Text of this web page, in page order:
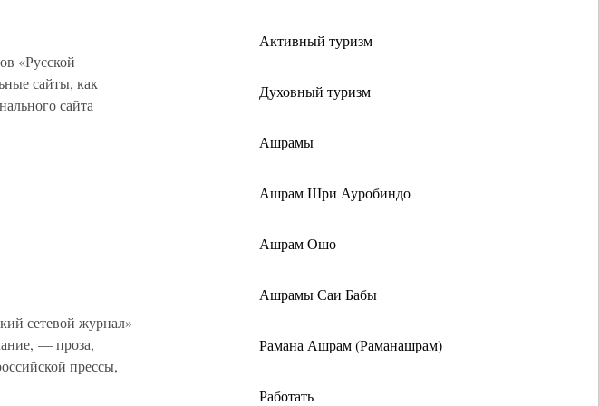
Активный туризм
Духовный туризм
Ашрамы
Ашрам Шри Ауробиндо
Ашрам Ошо
Ашрамы Саи Бабы
Рамана Ашрам (Раманашрам)
Работать
«Русской
сайты, как
сайта
сетевой журнал»
— проза,
прессы,